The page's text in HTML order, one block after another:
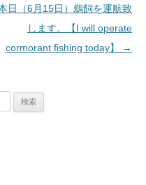
日（6月15日）鵜飼を運航致
します。【I will operate
cormorant fishing today】
→